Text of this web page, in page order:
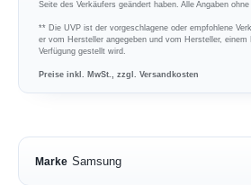
Seite des Verkäufers geändert haben. Alle Angaben ohne
** Die UVP ist der vorgeschlagene oder empfohlene
er vom Hersteller angegeben und vom Hersteller,
Verfügung gestellt wird.
Preise inkl. MwSt., zzgl. Versandkosten
Marke Samsung